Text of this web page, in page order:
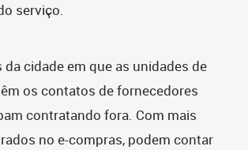
serviço.
da cidade em que as unidades de
os contatos de fornecedores
contratando fora. Com mais
no e-compras, podem contar